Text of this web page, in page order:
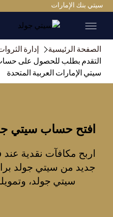
سيتي بنك الإمارات
الصفحة الرئيسية إدارة
التقدم بطلب للحصول على
سيتي الإمارات العربية المتحدة
افتح حساب سيتي
اربح مكافآت نقدية
جديد من سيتي جولد
سيتي جولد،